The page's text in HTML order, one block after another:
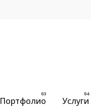
Портфолио Услуги